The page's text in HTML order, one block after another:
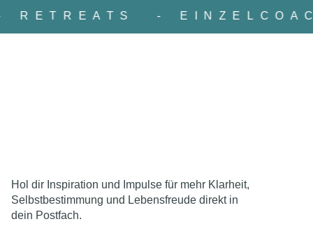
-
- RETREATS
Hol dir Inspiration und Impulse für mehr Klarheit,
Selbstbestimmung und Lebensfreude direkt in
dein Postfach.